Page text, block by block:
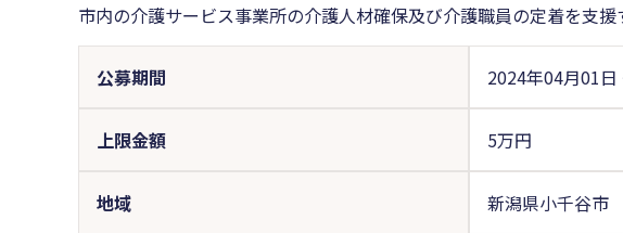
市内の介護サービス事業所の介護人材確保及び介護職員の定着を支
公募期間 2024年04月01日
上限金額 5万円
地域 新潟県小千谷市